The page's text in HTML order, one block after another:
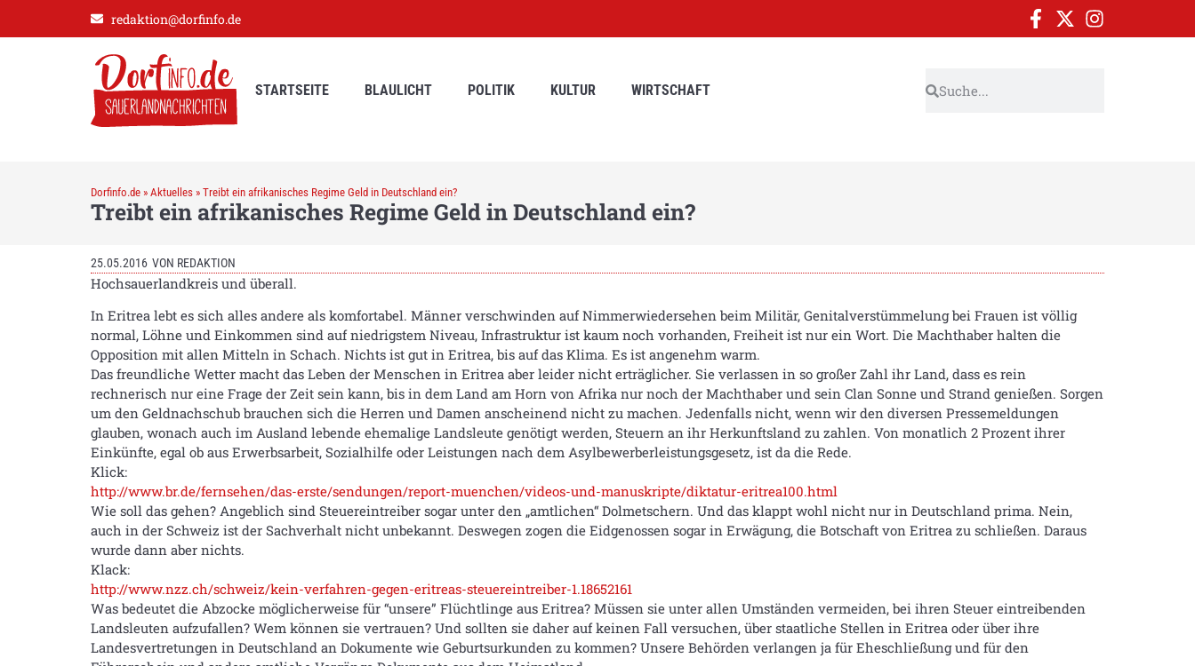
redaktion@dorfinfo.de
STARTSEITE BLAULICHT POLITIK KULTUR WIRTSCHAFT
Dorfinfo.de » Aktuelles » Treibt ein afrikanisches Regime Geld in Deutschland ein?
Treibt ein afrikanisches Regime Geld in Deutschland ein?
25.05.2016 VON REDAKTION
Hochsauerlandkreis und überall.
In Eritrea lebt es sich alles andere als komfortabel. Männer verschwinden auf Nimmerwiedersehen beim Militär, Genitalverstümmelung bei Frauen ist völlig
normal, Löhne und Einkommen sind auf niedrigstem Niveau, Infrastruktur ist kaum noch vorhanden, Freiheit ist nur ein Wort. Die Machthaber halten die
Opposition mit allen Mitteln in Schach. Nichts ist gut in Eritrea, bis auf das Klima. Es ist angenehm warm.
Das freundliche Wetter macht das Leben der Menschen in Eritrea aber leider nicht erträglicher. Sie verlassen in so großer Zahl ihr Land, dass es rein
rechnerisch nur eine Frage der Zeit sein kann, bis in dem Land am Horn von Afrika nur noch der Machthaber und sein Clan Sonne und Strand genießen. Sorgen
um den Geldnachschub brauchen sich die Herren und Damen anscheinend nicht zu machen. Jedenfalls nicht, wenn wir den diversen Pressemeldungen
glauben, wonach auch im Ausland lebende ehemalige Landsleute genötigt werden, Steuern an ihr Herkunftsland zu zahlen. Von monatlich 2 Prozent ihrer
Einkünfte, egal ob aus Erwerbsarbeit, Sozialhilfe oder Leistungen nach dem Asylbewerberleistungsgesetz, ist da die Rede.
Klick:
http://www.br.de/fernsehen/das-erste/sendungen/report-muenchen/videos-und-manuskripte/diktatur-eritrea100.html
Wie soll das gehen? Angeblich sind Steuereintreiber sogar unter den „amtlichen“ Dolmetschern. Und das klappt wohl nicht nur in Deutschland prima. Nein,
auch in der Schweiz ist der Sachverhalt nicht unbekannt. Deswegen zogen die Eidgenossen sogar in Erwägung, die Botschaft von Eritrea zu schließen. Daraus
wurde dann aber nichts.
Klack:
http://www.nzz.ch/schweiz/kein-verfahren-gegen-eritreas-steuereintreiber-1.18652161
Was bedeutet die Abzocke möglicherweise für “unsere” Flüchtlinge aus Eritrea? Müssen sie unter allen Umständen vermeiden, bei ihren Steuer eintreibenden
Landsleuten aufzufallen? Wem können sie vertrauen? Und sollten sie daher auf keinen Fall versuchen, über staatliche Stellen in Eritrea oder über ihre
Landesvertretungen in Deutschland an Dokumente wie Geburtsurkunden zu kommen? Unsere Behörden verlangen ja für Eheschließung und für den